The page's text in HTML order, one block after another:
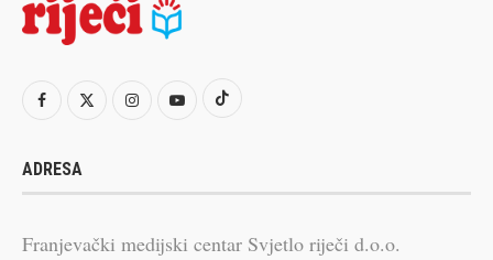
ADRESA
Franjevački medijski centar Svjetlo riječi d.o.o.